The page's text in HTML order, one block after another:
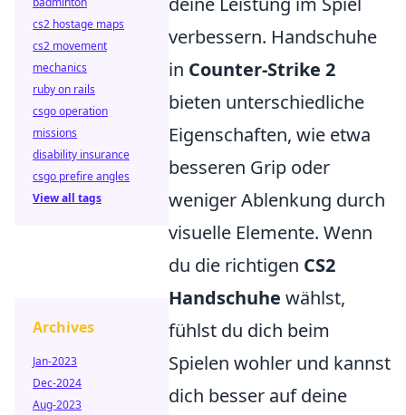
verbessern. Handschuhe
in Counter-Strike 2
bieten unterschiedliche
Eigenschaften, wie etwa
besseren Grip oder
weniger Ablenkung durch
visuelle Elemente. Wenn
du die richtigen CS2
Handschuhe wählst,
fühlst du dich beim
Spielen wohler und kannst
dich besser auf deine
cs2 hostage maps
cs2 movement
mechanics
ruby on rails
csgo operation
missions
disability insurance
csgo prefire angles
View all tags
Archives
Jan-2023
Dec-2024
Aug-2023